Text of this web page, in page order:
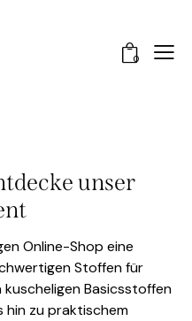
0
unser
Online-Shop eine
Stoffen für
Basicsstoffen
zu praktischem